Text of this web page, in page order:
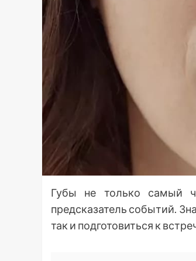
Губы не только самый
предсказатель событий.
так и подготовиться к